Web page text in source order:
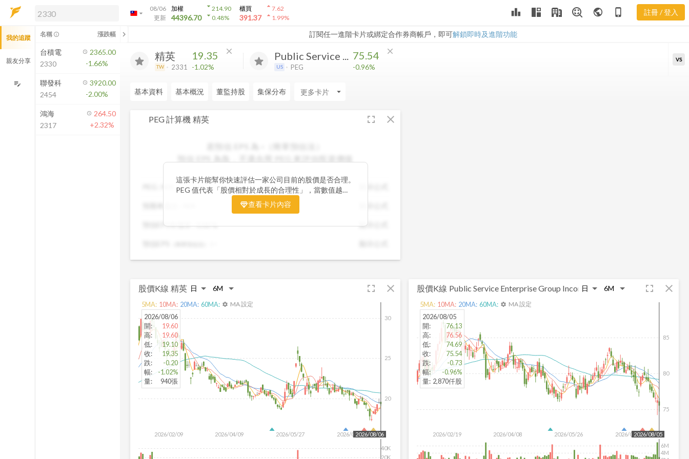
arrow_drop_down
08/06
更新
加權
44396.70
arrow_drop_down214.90
arrow_drop_down0.48%
櫃買
391.37
arrow_drop_up7.62
arrow_drop_up1.99% leaderboard public phone_iphone 註冊 / 登入
訂閱任一進階卡片或綁定合作券商帳戶，即可解鎖即時及進階功能
解鎖即時行情及進階功能
方案」，即可解鎖以下功能：
即時行情
即時市況與排行
成交金額熱力圖
前往方案訂閱
如何綁定合作券商
算機
精英
TW 2331
19.35
-1.02%
close Public Service ...
US PEG
75.54
-0.96%
close
VS
基本資料 基本概況 董監持股 集保分布 arrow_drop_down
PEG 計算機 精英 fullscreen close
預估EPS年增率 :0.00% 顯示公式
這張卡片能幫你快速評估一家公司目前的股價是否合理。
PEG 值代表「股價相對於成長的合理性」，當數值越
低，通常表示股票價格尚未充分反映公司未來的獲利成長
潛力，具備投資吸引力。 卡片同時顯示預估 EPS、年增
查看卡片內容
股價K線 精英 fullscreen close
2026/02/09 2026/04/09 2026/05/27 2026/07/15
20
25
30
2026/08/06
20K
40K
2026/08/06
開:
19.60
高:
19.60
低:
19.10
收:
19.35
跌:
-0.20
幅:
-1.02%
量: 940張
5MA: 10MA: 20MA: 60MA: settings MA 設定
股價K線 Public Service Enterprise Group Incorporated fullscreen close
2026/02/19 2026/04/08 2026/05/26 2026/07/14
75
80
85
2026/08/05
4M
6M
2026/08/05
開:
76.13
高:
76.56
低:
74.69
收:
75.54
跌:
-0.73
幅:
-0.96%
量: 2,870仟股
5MA: 10MA: 20MA: 60MA: settings MA 設定
我的追蹤
親友分享
edit_note
名稱 info_outline 漲跌幅 chevron_left
台積電
2330
2365.00
-1.66%
聯發科
2454
3920.00
-2.00%
鴻海
2317
264.50
+2.32%